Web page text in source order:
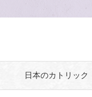
日本のカトリック